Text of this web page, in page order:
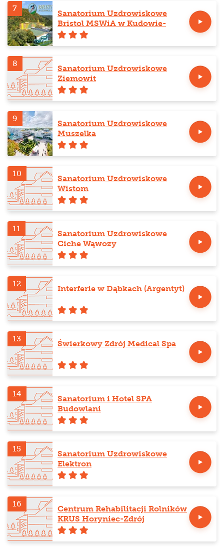
7
Sanatorium Uzdrowiskowe
Bristol MSWiA w Kudowie-
Zdroju
8
Sanatorium Uzdrowiskowe
Ziemowit
9
Sanatorium Uzdrowiskowe
Muszelka
10
Sanatorium Uzdrowiskowe
Wistom
11
Sanatorium Uzdrowiskowe
Ciche Wąwozy
12
Interferie w Dąbkach (Argentyt)
13
Świerkowy Zdrój Medical Spa
14
Sanatorium i Hotel SPA
Budowlani
15
Sanatorium Uzdrowiskowe
Elektron
16
Centrum Rehabilitacji Rolników
KRUS Horyniec-Zdrój